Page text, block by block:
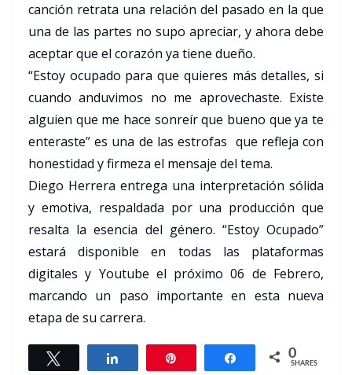
canción retrata una relación del pasado en la que
una de las partes no supo apreciar, y ahora debe
aceptar que el corazón ya tiene dueño.
“Estoy ocupado para que quieres más detalles, si
cuando anduvimos no me aprovechaste. Existe
alguien que me hace sonreír que bueno que ya te
enteraste” es una de las estrofas que refleja con
honestidad y firmeza el mensaje del tema.
Diego Herrera entrega una interpretación sólida
y emotiva, respaldada por una producción que
resalta la esencia del género. “Estoy Ocupado”
estará disponible en todas las plataformas
digitales y Youtube el próximo 06 de Febrero,
marcando un paso importante en esta nueva
etapa de su carrera.
Share 0
SHARES